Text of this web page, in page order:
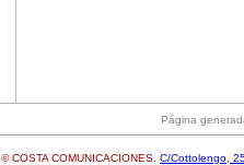
Página
© COSTA COMUNICACIONES. C/Cottolengo,